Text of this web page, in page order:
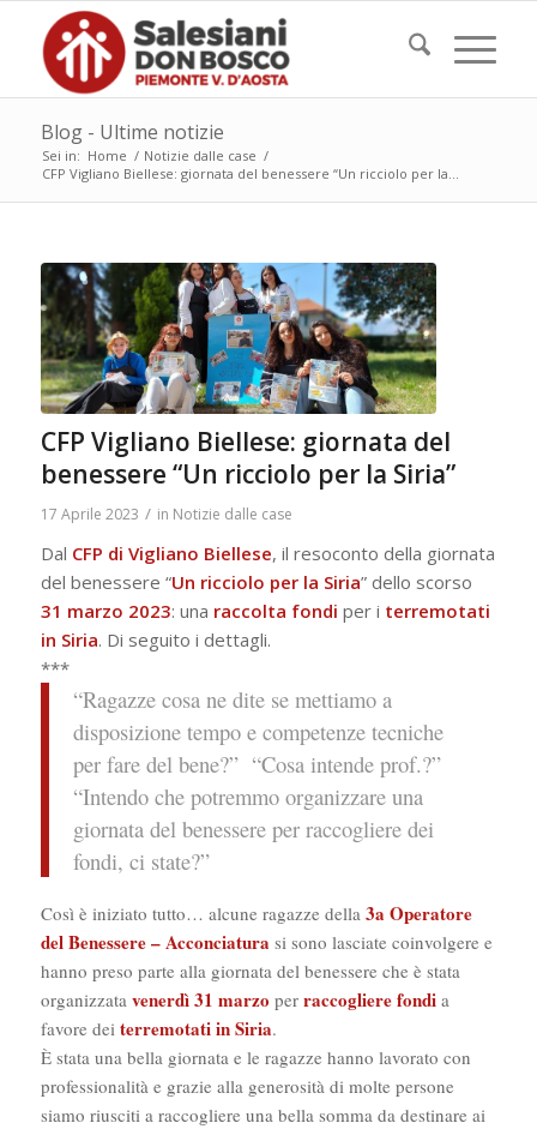
Blog - Ultime notizie
Sei in: Home / Notizie dalle case /
CFP Vigliano Biellese: giornata del benessere “Un ricciolo per la...
CFP Vigliano Biellese: giornata del
benessere “Un ricciolo per la Siria”
17 Aprile 2023 / in Notizie dalle case
Dal CFP di Vigliano Biellese, il resoconto della giornata
del benessere “Un ricciolo per la Siria” dello scorso
31 marzo 2023: una raccolta fondi per i terremotati
in Siria. Di seguito i dettagli.
***
“Ragazze cosa ne dite se mettiamo a
disposizione tempo e competenze tecniche
per fare del bene?” “Cosa intende prof.?”
“Intendo che potremmo organizzare una
giornata del benessere per raccogliere dei
fondi, ci state?”
Così è iniziato tutto… alcune ragazze della 3a Operatore
del Benessere – Acconciatura si sono lasciate coinvolgere e
hanno preso parte alla giornata del benessere che è stata
organizzata venerdì 31 marzo per raccogliere fondia
favore dei terremotati in Siria.
È stata una bella giornata e le ragazze hanno lavorato con
professionalità e grazie alla generosità di molte persone
siamo riusciti a raccogliere una bella somma da destinare ai